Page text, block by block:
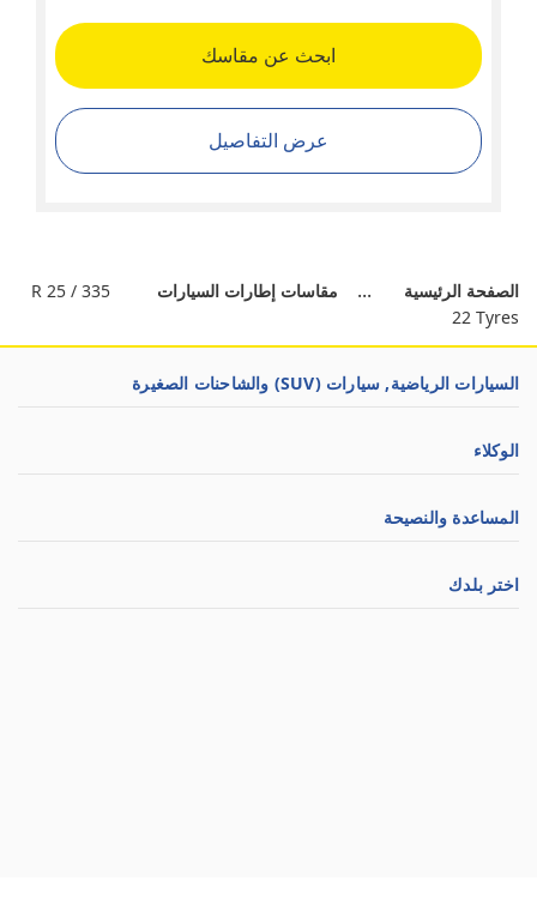
ابحث عن مقاسك
عرض التفاصيل
الصفحة الرئيسية مقاسات إطارات السيارات
335 / 25 R
22 Tyres
السيارات الرياضية, سيارات (SUV) والشاحنات الصغيرة
الوكلاء
المساعدة والنصيحة
اختر بلدك